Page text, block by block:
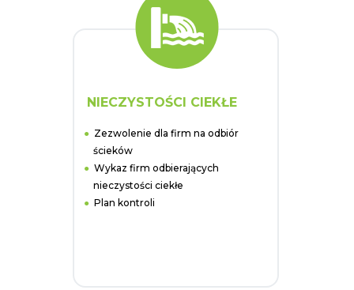
NIECZYSTOŚCI CIEKŁE
Zezwolenie dla firm na odbiór
ścieków
Wykaz firm odbierających
nieczystości ciekłe
Plan kontroli